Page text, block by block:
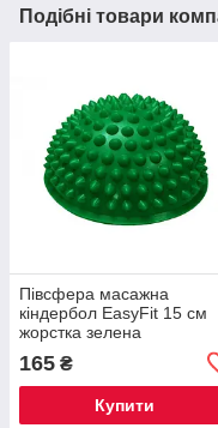
Подібні товари
Півсфера масажна
кіндербол EasyFit 15 см
жорстка зелена
165 ₴
Купити